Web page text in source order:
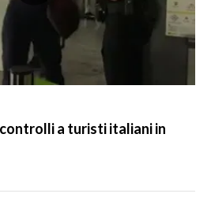
a turisti italiani in